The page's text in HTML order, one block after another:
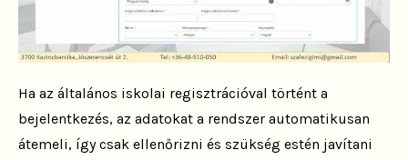
Ha az általános iskolai regisztrációval történt a
bejelentkezés, az adatokat a rendszer automatikusan
átemeli, így csak ellenőrizni és szükség estén javítani